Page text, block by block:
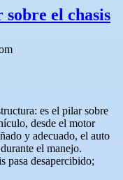
sobre el chasis
es el pilar sobre
desde el motor
y adecuado, el auto
el manejo.
pasa desapercibido;